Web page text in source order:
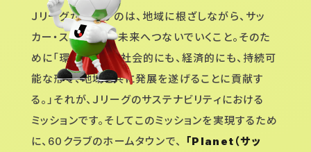
Ｊリーグが目指すのは、地域に根ざしながら、サッ
カー・スポーツを、未来へつないでいくこと。そのた
めに「環境的にも、社会的にも、経済的にも、持続可
能な形で、地域と共に発展を遂げることに貢献す
る。」それが、Ｊリーグのサステナビリティにおける
ミッションです。そしてこのミッションを実現するため
に、60クラブのホームタウンで、 「Planet（サッ